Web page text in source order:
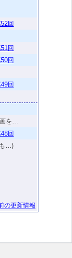
回
回
回
回
を…
回
…)
の更新情報